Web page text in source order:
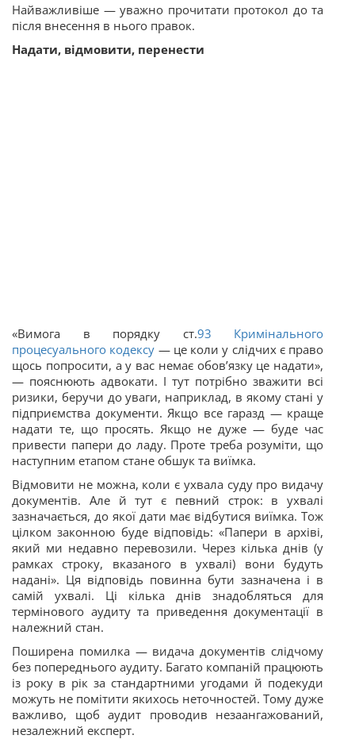
Найважливіше — уважно прочитати протокол до та
після внесення в нього правок.
Надати, відмовити, перенести
«Вимога в порядку ст.93 Кримінального
процесуального кодексу — це коли у слідчих є право
щось попросити, а у вас немає обов’язку це надати»,
— пояснюють адвокати. І тут потрібно зважити всі
ризики, беручи до уваги, наприклад, в якому стані у
підприємства документи. Якщо все гаразд — краще
надати те, що просять. Якщо не дуже — буде час
привести папери до ладу. Проте треба розуміти, що
наступним етапом стане обшук та виїмка.
Відмовити не можна, коли є ухвала суду про видачу
документів. Але й тут є певний строк: в ухвалі
зазначається, до якої дати має відбутися виїмка. Тож
цілком законною буде відповідь: «Папери в архіві,
який ми недавно перевозили. Через кілька днів (у
рамках строку, вказаного в ухвалі) вони будуть
надані». Ця відповідь повинна бути зазначена і в
самій ухвалі. Ці кілька днів знадобляться для
термінового аудиту та приведення документації в
належний стан.
Поширена помилка — видача документів слідчому
без попереднього аудиту. Багато компаній працюють
із року в рік за стандартними угодами й подекуди
можуть не помітити якихось неточностей. Тому дуже
важливо, щоб аудит проводив незаангажований,
незалежний експерт.